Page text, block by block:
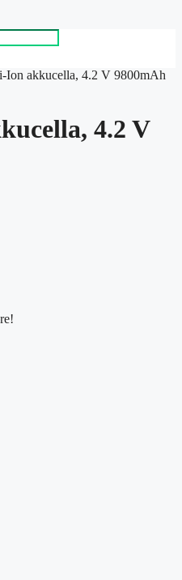
Ion akkucella, 4.2 V 9800mAh
4.2 V